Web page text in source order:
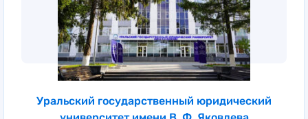
Уральский государственный юридический